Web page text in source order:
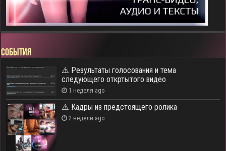
СОБЫТИЯ
⚠️ Результаты голосования и тема
следующего откртытого видео
1 неделя ago
⚠️ Кадры из предстоящего ролика
2 недели ago